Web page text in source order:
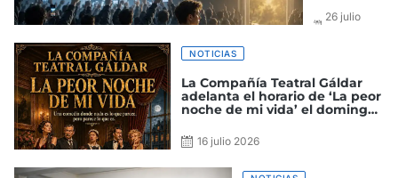
26 julio
NOTICIAS
La Compañía Teatral Gáldar
adelanta el horario de ‘La peor
noche de mi vida’ el domingo
16 julio 2026